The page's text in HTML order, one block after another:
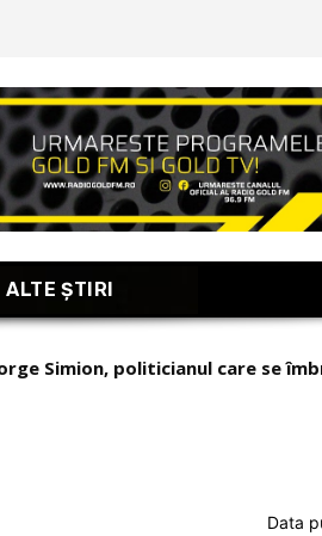
ALTE ŞTIRI
Simion, politicianul care se
Data